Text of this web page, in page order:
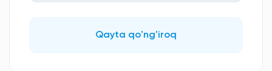
Qayta qo'ng'iroq